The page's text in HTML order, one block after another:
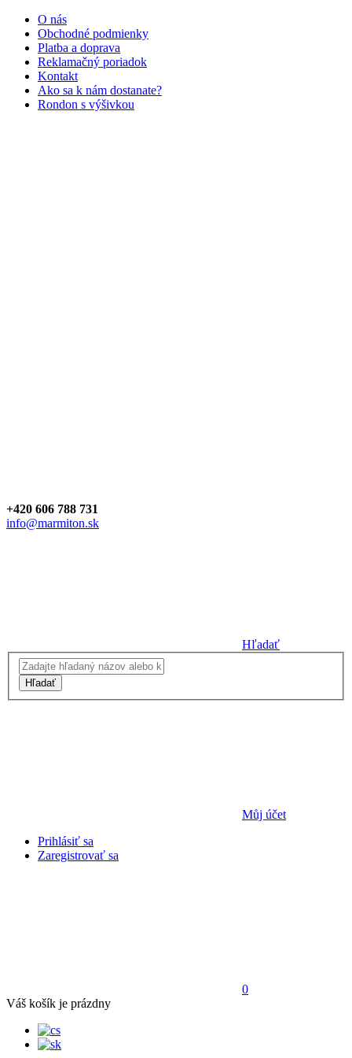
O nás
Obchodné podmienky
Platba a doprava
Reklamačný poriadok
Kontakt
Ako sa k nám dostanate?
Rondon s výšivkou
+420 606 788 731
info@marmiton.sk
Hľadať
Hľadať
Můj účet
Prihlásiť sa
Zaregistrovať sa
0
Váš košík je prázdny